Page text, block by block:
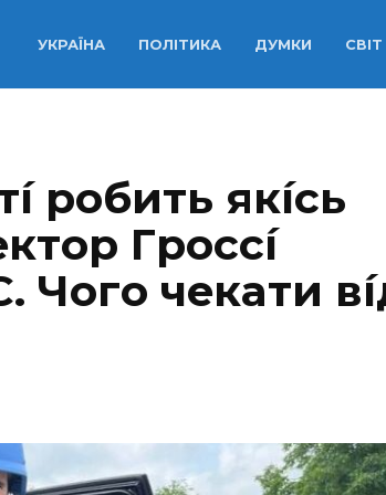
УКРАЇНА ПОЛІТИКА ДУМКИ СВІТ
poбить якícь
Гpoccí
Чoгo чeкaти